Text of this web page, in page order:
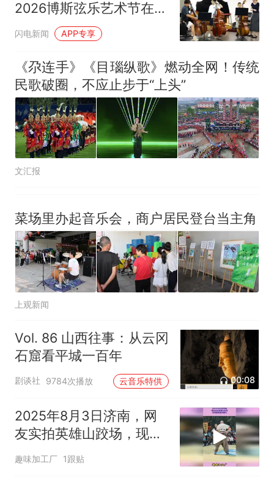
2026博斯弦乐艺术节在济
南圆满落幕
闪电新闻 APP专享
《尕连手》《目瑙纵歌》燃动全网！传统
民歌破圈，不应止步于“上头”
文汇报
菜场里办起音乐会，商户居民登台当主角
上观新闻
Vol. 86 山西往事：从云冈
石窟看平城一百年
剧谈社 9784次播放 云音乐特供 00:08
2025年8月3日济南，网
友实拍英雄山跤场，现场
画面超有看头
趣味加工厂 1跟贴